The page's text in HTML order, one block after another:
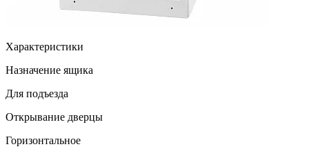
Характеристики
Назначение ящика
Для подъезда
Открывание дверцы
Горизонтальное